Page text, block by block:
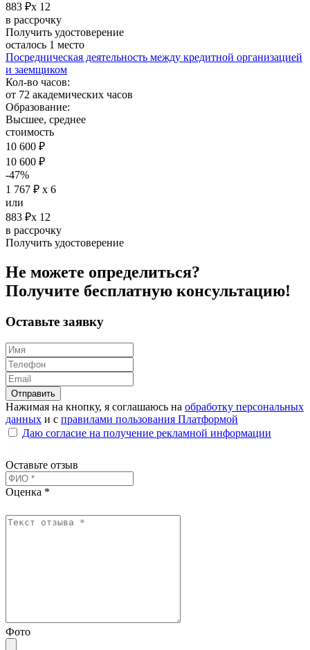
883 ₽х 12
в рассрочку
Получить удостоверение
осталось 1 место
Посредническая деятельность между кредитной организацией
и заемщиком
Кол-во часов:
от 72 академических часов
Образование:
Высшее, среднее
стоимость
10 600 ₽
10 600 ₽
-47%
1 767 ₽ х 6
или
883 ₽х 12
в рассрочку
Получить удостоверение
Не можете определиться?
Получите бесплатную консультацию!
Оставьте заявку
Отправить
Нажимая на кнопку, я соглашаюсь на обработку персональных
данных и с правилами пользования Платформой
Даю согласие на получение рекламной информации
Оставьте отзыв
Оценка *
Фото